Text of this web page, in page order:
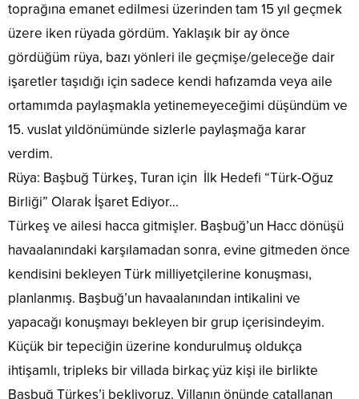
toprağına emanet edilmesi üzerinden tam 15 yıl geçmek
üzere iken rüyada gördüm. Yaklaşık bir ay önce
gördüğüm rüya, bazı yönleri ile geçmişe/geleceğe dair
işaretler taşıdığı için sadece kendi hafızamda veya aile
ortamımda paylaşmakla yetinemeyeceğimi düşündüm ve
15. vuslat yıldönümünde sizlerle paylaşmağa karar
verdim.
Rüya: Başbuğ Türkeş, Turan için İlk Hedefi “Türk-Oğuz
Birliği” Olarak İşaret Ediyor…
Türkeş ve ailesi hacca gitmişler. Başbuğ’un Hacc dönüşü
havaalanındaki karşılamadan sonra, evine gitmeden önce
kendisini bekleyen Türk milliyetçilerine konuşması,
planlanmış. Başbuğ’un havaalanından intikalini ve
yapacağı konuşmayı bekleyen bir grup içerisindeyim.
Küçük bir tepeciğin üzerine kondurulmuş oldukça
ihtişamlı, tripleks bir villada birkaç yüz kişi ile birlikte
Başbuğ Türkeş’i bekliyoruz. Villanın önünde çatallanan